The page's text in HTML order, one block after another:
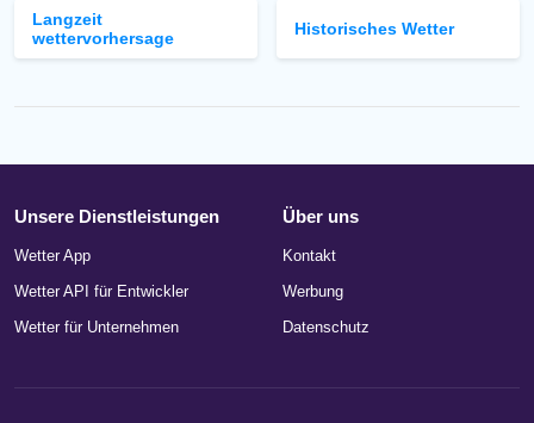
Langzeit
wettervorhersage
Historisches Wetter
Unsere Dienstleistungen
Wetter App
Wetter API für Entwickler
Wetter für Unternehmen
Über uns
Kontakt
Werbung
Datenschutz